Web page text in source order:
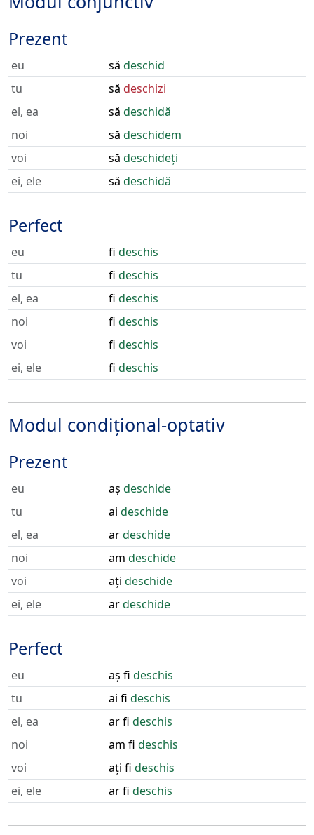
Prezent
eu să deschid
tu
să deschizi
el, ea
să deschidă
noi
să deschidem
voi
să deschideți
ei, ele
să deschidă
Perfect
eu fi deschis
tu
fi deschis
el, ea
fi deschis
noi
fi deschis
voi
fi deschis
ei, ele
fi deschis
Modul condițional-optativ
Prezent
eu aș deschide
tu
ai deschide
el, ea
ardeschide
noi
am deschide
voi
ați deschide
ei, ele
ardeschide
Perfect
eu aș fi deschis
tu
ai fi deschis
el, ea
ar fi deschis
noi
am fi deschis
voi
ați fi deschis
ei, ele
ar fi deschis